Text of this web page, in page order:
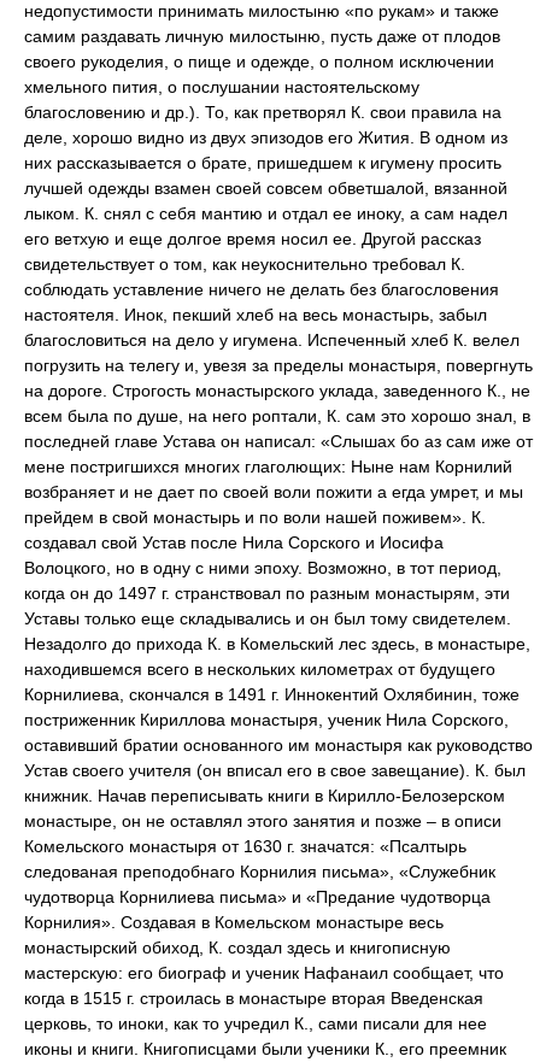
недопустимости принимать милостыню «по рукам» и также
самим раздавать личную милостыню, пусть даже от плодов
своего рукоделия, о пище и одежде, о полном исключении
хмельного пития, о послушании настоятельскому
благословению и др.). То, как претворял К. свои правила на
деле, хорошо видно из двух эпизодов его Жития. В одном из
них рассказывается о брате, пришедшем к игумену просить
лучшей одежды взамен своей совсем обветшалой, вязанной
лыком. К. снял с себя мантию и отдал ее иноку, а сам надел
его ветхую и еще долгое время носил ее. Другой рассказ
свидетельствует о том, как неукоснительно требовал К.
соблюдать уставление ничего не делать без благословения
настоятеля. Инок, пекший хлеб на весь монастырь, забыл
благословиться на дело у игумена. Испеченный хлеб К. велел
погрузить на телегу и, увезя за пределы монастыря, повергнуть
на дороге. Строгость монастырского уклада, заведенного К., не
всем была по душе, на него роптали, К. сам это хорошо знал, в
последней главе Устава он написал: «Слышах бо аз сам иже от
мене постригшихся многих глаголющих: Ныне нам Корнилий
возбраняет и не дает по своей воли пожити а егда умрет, и мы
прейдем в свой монастырь и по воли нашей поживем». К.
создавал свой Устав после Нила Сорского и Иосифа
Волоцкого, но в одну с ними эпоху. Возможно, в тот период,
когда он до 1497 г. странствовал по разным монастырям, эти
Уставы только еще складывались и он был тому свидетелем.
Незадолго до прихода К. в Комельский лес здесь, в монастыре,
находившемся всего в нескольких километрах от будущего
Корнилиева, скончался в 1491 г. Иннокентий Охлябинин, тоже
постриженник Кириллова монастыря, ученик Нила Сорского,
оставивший братии основанного им монастыря как руководство
Устав своего учителя (он вписал его в свое завещание). К. был
книжник. Начав переписывать книги в Кирилло-Белозерском
монастыре, он не оставлял этого занятия и позже – в описи
Комельского монастыря от 1630 г. значатся: «Псалтырь
следованая преподобнаго Корнилия письма», «Служебник
чудотворца Корнилиева письма» и «Предание чудотворца
Корнилия». Создавая в Комельском монастыре весь
монастырский обиход, К. создал здесь и книгописную
мастерскую: его биограф и ученик Нафанаил сообщает, что
когда в 1515 г. строилась в монастыре вторая Введенская
церковь, то иноки, как то учредил К., сами писали для нее
иконы и книги. Книгописцами были ученики К., его преемник